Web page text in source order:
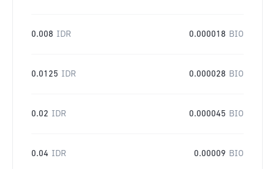
0.008 IDR 0.000018 BIO
0.0125 IDR 0.000028 BIO
0.02 IDR 0.000045 BIO
0.04 IDR 0.00009 BIO